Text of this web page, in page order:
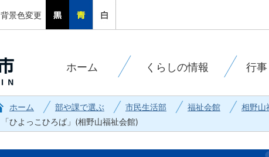
背景色変更
ホーム くらしの情報 行事
ホーム 部や課で選ぶ 市民生活部 福祉会館 相野山
「ひよっこひろば」(相野山福祉会館)